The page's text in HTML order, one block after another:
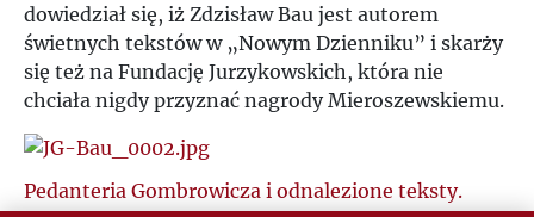
Z
Ż
dowiedział się, iż Zdzisław Bau jest autorem
świetnych tekstów w „Nowym Dzienniku” i skarży
się też na Fundację Jurzykowskich, która nie
chciała nigdy przyznać nagrody Mieroszewskiemu.
Pedanteria Gombrowicza i odnalezione teksty.